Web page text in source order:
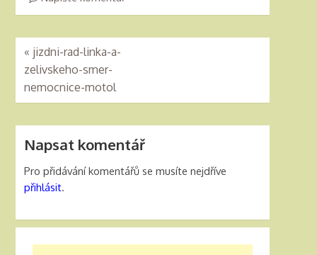
« jizdni-rad-linka-a-
zelivskeho-smer-
nemocnice-motol
Napsat komentář
Pro přidávání komentářů se musíte nejdříve
přihlásit.